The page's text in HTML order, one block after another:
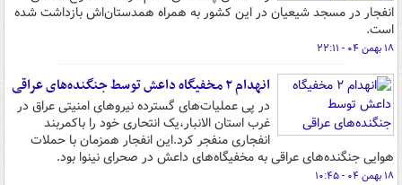
انفجار در مسجد شیعیان در این کشور به همراه همدستان‌اش بازداشت شده
است.
۱۸ بهمن ۰۴ - ۲۲:۱۱
انهدام ۲ مخفیگاه داعش توسط جنگنده‌های عراقی
در پی عملیات‌های گسترده نیروهای امنیتی عراق در
غرب استان الانبار،یک انتحاری خود را باکمربند
انفجاری منفجر کرد.این انفجار همزمان با حملات
هوایی جنگنده‌های عراقی به مخفیگاه‌های داعش در صحرای نینوا بود.
۱۸ بهمن ۰۴ - ۱۰:۴۵